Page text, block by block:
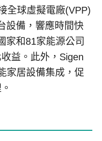
全球虛擬電廠(VPP)
設備，響應時間快
家和81家能源公司
益。此外，Sigen
家居設備集成，促